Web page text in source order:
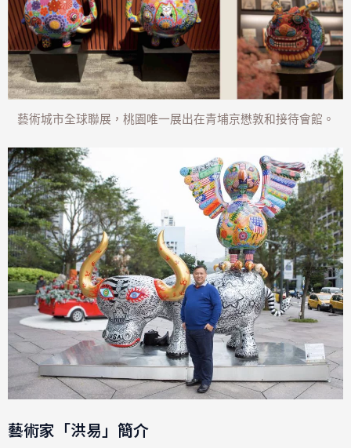
藝術城市全球聯展，桃園唯一展出在青埔京懋敦和接待會館。
藝術家「洪易」簡介